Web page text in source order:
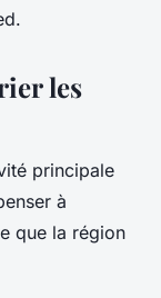
les
principale
à
que la région